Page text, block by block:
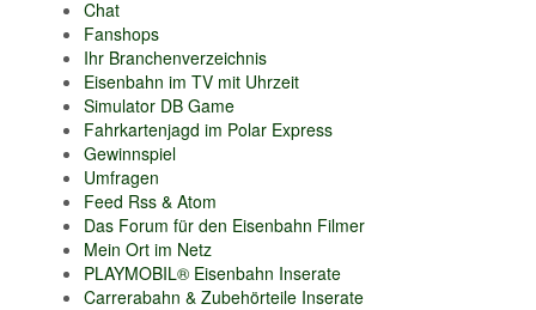
Chat
Fanshops
Ihr Branchenverzeichnis
Eisenbahn im TV mit Uhrzeit
Simulator DB Game
Fahrkartenjagd im Polar Express
Gewinnspiel
Umfragen
Feed Rss & Atom
Das Forum für den Eisenbahn Filmer
Mein Ort im Netz
PLAYMOBIL® Eisenbahn Inserate
Carrerabahn & Zubehörteile Inserate